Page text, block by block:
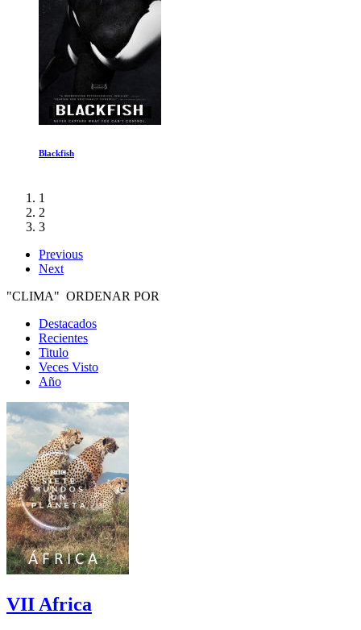
Blackfish
1
2
3
Previous
Next
"CLIMA" ORDENAR POR
Destacados
Recientes
Titulo
Veces Visto
Año
VII Africa